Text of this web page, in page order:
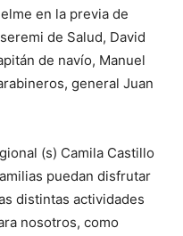
en la previa de
de Salud, David
de navío, Manuel
general Juan
(s) Camila Castillo
puedan disfrutar
distintas actividades
nosotros, como